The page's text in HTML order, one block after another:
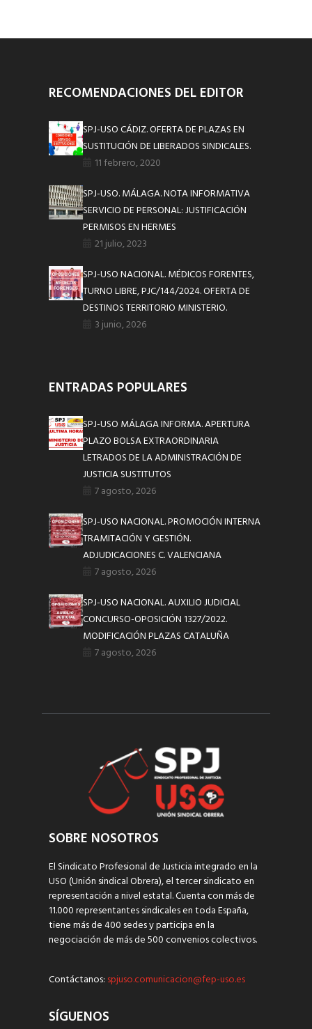
RECOMENDACIONES DEL EDITOR
SPJ-USO CÁDIZ. OFERTA DE PLAZAS EN
SUSTITUCIÓN DE LIBERADOS SINDICALES.
11 febrero, 2020
SPJ-USO. MÁLAGA. NOTA INFORMATIVA
SERVICIO DE PERSONAL: JUSTIFICACIÓN
PERMISOS EN HERMES
21 julio, 2023
SPJ-USO NACIONAL. MÉDICOS FORENTES,
TURNO LIBRE, PJC/144/2024. OFERTA DE
DESTINOS TERRITORIO MINISTERIO.
3 junio, 2026
ENTRADAS POPULARES
SPJ-USO MÁLAGA INFORMA. APERTURA
PLAZO BOLSA EXTRAORDINARIA
LETRADOS DE LA ADMINISTRACIÓN DE
JUSTICIA SUSTITUTOS
7 agosto, 2026
SPJ-USO NACIONAL. PROMOCIÓN INTERNA
TRAMITACIÓN Y GESTIÓN.
ADJUDICACIONES C. VALENCIANA
7 agosto, 2026
SPJ-USO NACIONAL. AUXILIO JUDICIAL
CONCURSO-OPOSICIÓN 1327/2022.
MODIFICACIÓN PLAZAS CATALUÑA
7 agosto, 2026
SOBRE NOSOTROS
El Sindicato Profesional de Justicia integrado en la
USO (Unión sindical Obrera), el tercer sindicato en
representación a nivel estatal. Cuenta con más de
11.000 representantes sindicales en toda España,
tiene más de 400 sedes y participa en la
negociación de más de 500 convenios colectivos.
Contáctanos: spjuso.comunicacion@fep-uso.es
SÍGUENOS